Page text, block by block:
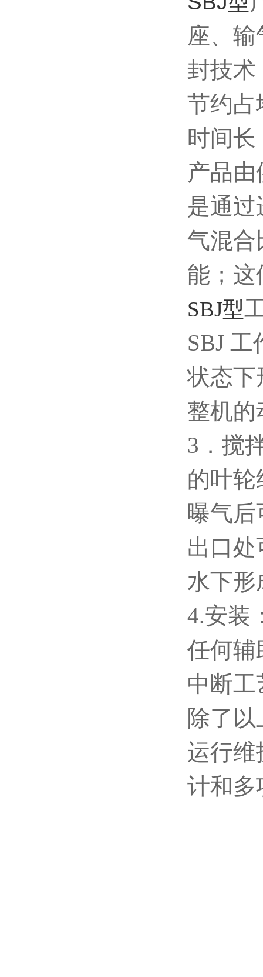
座、
封技术
节约占
时间
产品
是通
气混合
能；这
SBJ型
SBJ
状态下
整机的
3．搅
的叶
曝气后
出口处
水下形
4.安装
任何辅
中断
除了
运行维
计和多